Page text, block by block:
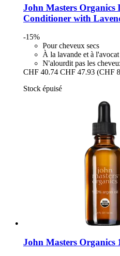
John Masters Organics
Conditioner with
-15%
Pour cheveux secs
À la lavande et à l'avocat
N'alourdit pas les
CHF 40.74 CHF 47.93 (CHF
Stock épuisé
John Masters Organics